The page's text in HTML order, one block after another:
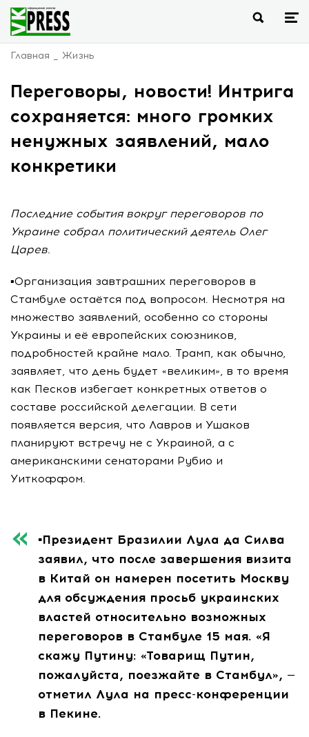
Главная Жизнь
Переговоры, новости! Интрига
сохраняется: много громких
ненужных заявлений, мало
конкретики
Последние события вокруг переговоров по
Украине собрал политический деятель Олег
Царев.
▪️Организация завтрашних переговоров в
Стамбуле остаётся под вопросом. Несмотря на
множество заявлений, особенно со стороны
Украины и её европейских союзников,
подробностей крайне мало. Трамп, как обычно,
заявляет, что день будет «великим», в то время
как Песков избегает конкретных ответов о
составе российской делегации. В сети
появляется версия, что Лавров и Ушаков
планируют встречу не с Украиной, а с
американскими сенаторами Рубио и
Уиткоффом.
▪️Президент Бразилии Лула да Силва
заявил, что после завершения визита
в Китай он намерен посетить Москву
для обсуждения просьб украинских
властей относительно возможных
переговоров в Стамбуле 15 мая. «Я
скажу Путину: «Товарищ Путин,
пожалуйста, поезжайте в Стамбул», —
отметил Лула на пресс-конференции
в Пекине.